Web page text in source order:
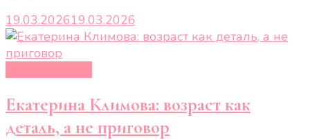
19.03.202619.03.2026
Екатерина Климова: возраст как
деталь, а не приговор